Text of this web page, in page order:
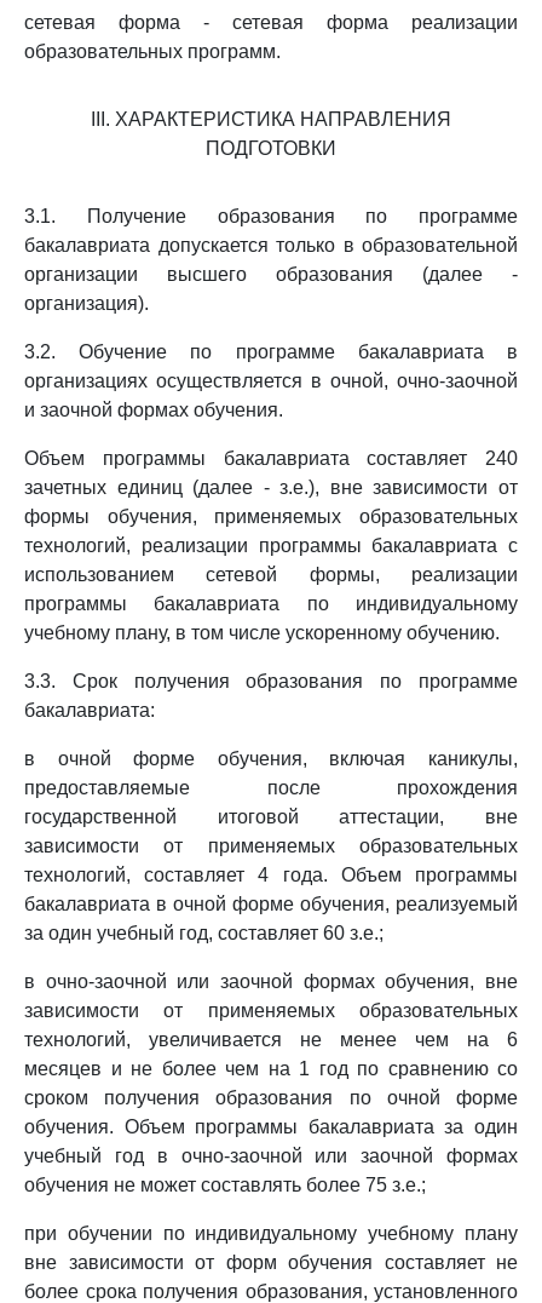
сетевая форма - сетевая форма реализации
образовательных программ.
III. ХАРАКТЕРИСТИКА НАПРАВЛЕНИЯ
ПОДГОТОВКИ
3.1. Получение образования по программе
бакалавриата допускается только в образовательной
организации высшего образования (далее -
организация).
3.2. Обучение по программе бакалавриата в
организациях осуществляется в очной, очно-заочной
и заочной формах обучения.
Объем программы бакалавриата составляет 240
зачетных единиц (далее - з.е.), вне зависимости от
формы обучения, применяемых образовательных
технологий, реализации программы бакалавриата с
использованием сетевой формы, реализации
программы бакалавриата по индивидуальному
учебному плану, в том числе ускоренному обучению.
3.3. Срок получения образования по программе
бакалавриата:
в очной форме обучения, включая каникулы,
предоставляемые после прохождения
государственной итоговой аттестации, вне
зависимости от применяемых образовательных
технологий, составляет 4 года. Объем программы
бакалавриата в очной форме обучения, реализуемый
за один учебный год, составляет 60 з.е.;
в очно-заочной или заочной формах обучения, вне
зависимости от применяемых образовательных
технологий, увеличивается не менее чем на 6
месяцев и не более чем на 1 год по сравнению со
сроком получения образования по очной форме
обучения. Объем программы бакалавриата за один
учебный год в очно-заочной или заочной формах
обучения не может составлять более 75 з.е.;
при обучении по индивидуальному учебному плану
вне зависимости от форм обучения составляет не
более срока получения образования, установленного